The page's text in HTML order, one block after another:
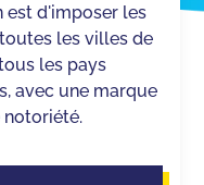
est d'imposer les
les villes de
les pays
avec une marque
notoriété.